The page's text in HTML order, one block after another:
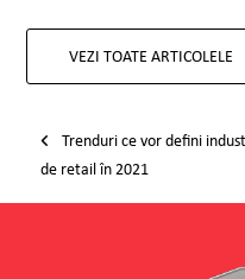
VEZI TOATE ARTICOLELE
Trenduri ce vor defini
de retail în 2021